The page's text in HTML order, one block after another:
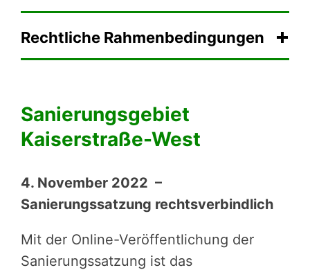
Rechtliche Rahmenbedingungen
Sanierungsgebiet
Kaiserstraße-West
4. November 2022 –
Sanierungssatzung rechtsverbindlich
Mit der Online-Veröffentlichung der
Sanierungssatzung ist das